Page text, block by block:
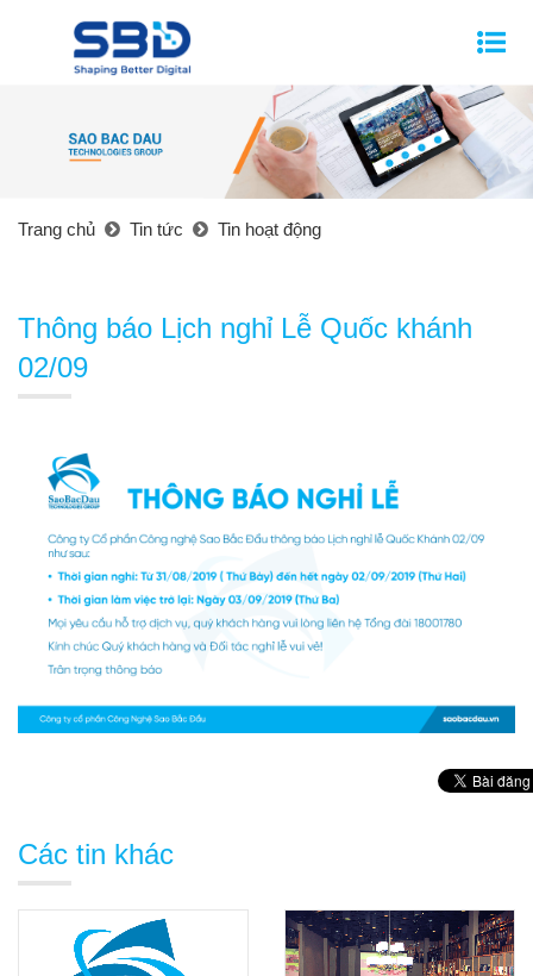
Trang chủ Tin tức Tin hoạt động
Thông báo Lịch nghỉ Lễ Quốc khánh
02/09
Các tin khác